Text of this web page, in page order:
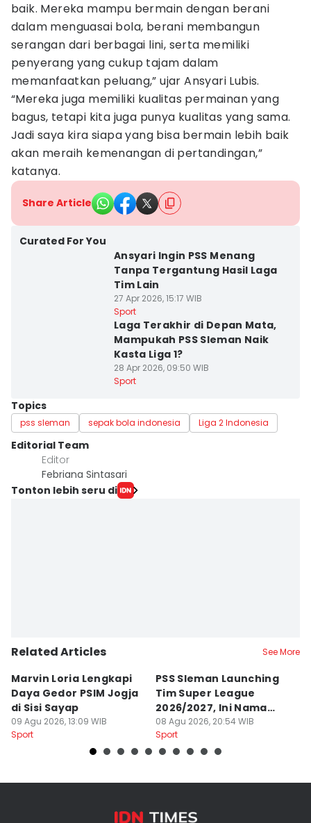
baik. Mereka mampu bermain dengan berani
dalam menguasai bola, berani membangun
serangan dari berbagai lini, serta memiliki
penyerang yang cukup tajam dalam
memanfaatkan peluang,” ujar Ansyari Lubis.
“Mereka juga memiliki kualitas permainan yang
bagus, tetapi kita juga punya kualitas yang sama.
Jadi saya kira siapa yang bisa bermain lebih baik
akan meraih kemenangan di pertandingan,”
katanya.
Share Article
Curated For You
Ansyari Ingin PSS Menang
Tanpa Tergantung Hasil Laga
Tim Lain
27 Apr 2026, 15:17 WIB
Sport
Laga Terakhir di Depan Mata,
Mampukah PSS Sleman Naik
Kasta Liga 1?
28 Apr 2026, 09:50 WIB
Sport
Topics
pss sleman sepak bola indonesia Liga 2 Indonesia
Editorial Team
Editor
Febriana Sintasari
Tonton lebih seru di
Related Articles See More
Marvin Loria Lengkapi
Daya Gedor PSIM Jogja
di Sisi Sayap
09 Agu 2026, 13:09 WIB
Sport
PSS Sleman Launching
Tim Super League
2026/2027, Ini Nama
Para Pemain
08 Agu 2026, 20:54 WIB
Sport